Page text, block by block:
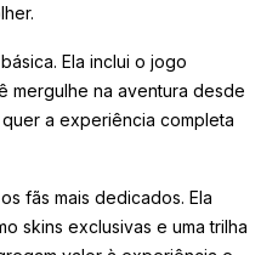
Ela inclui o jogo
mergulhe na aventura desde
a experiência completa
fãs mais dedicados. Ela
skins exclusivas e uma trilha